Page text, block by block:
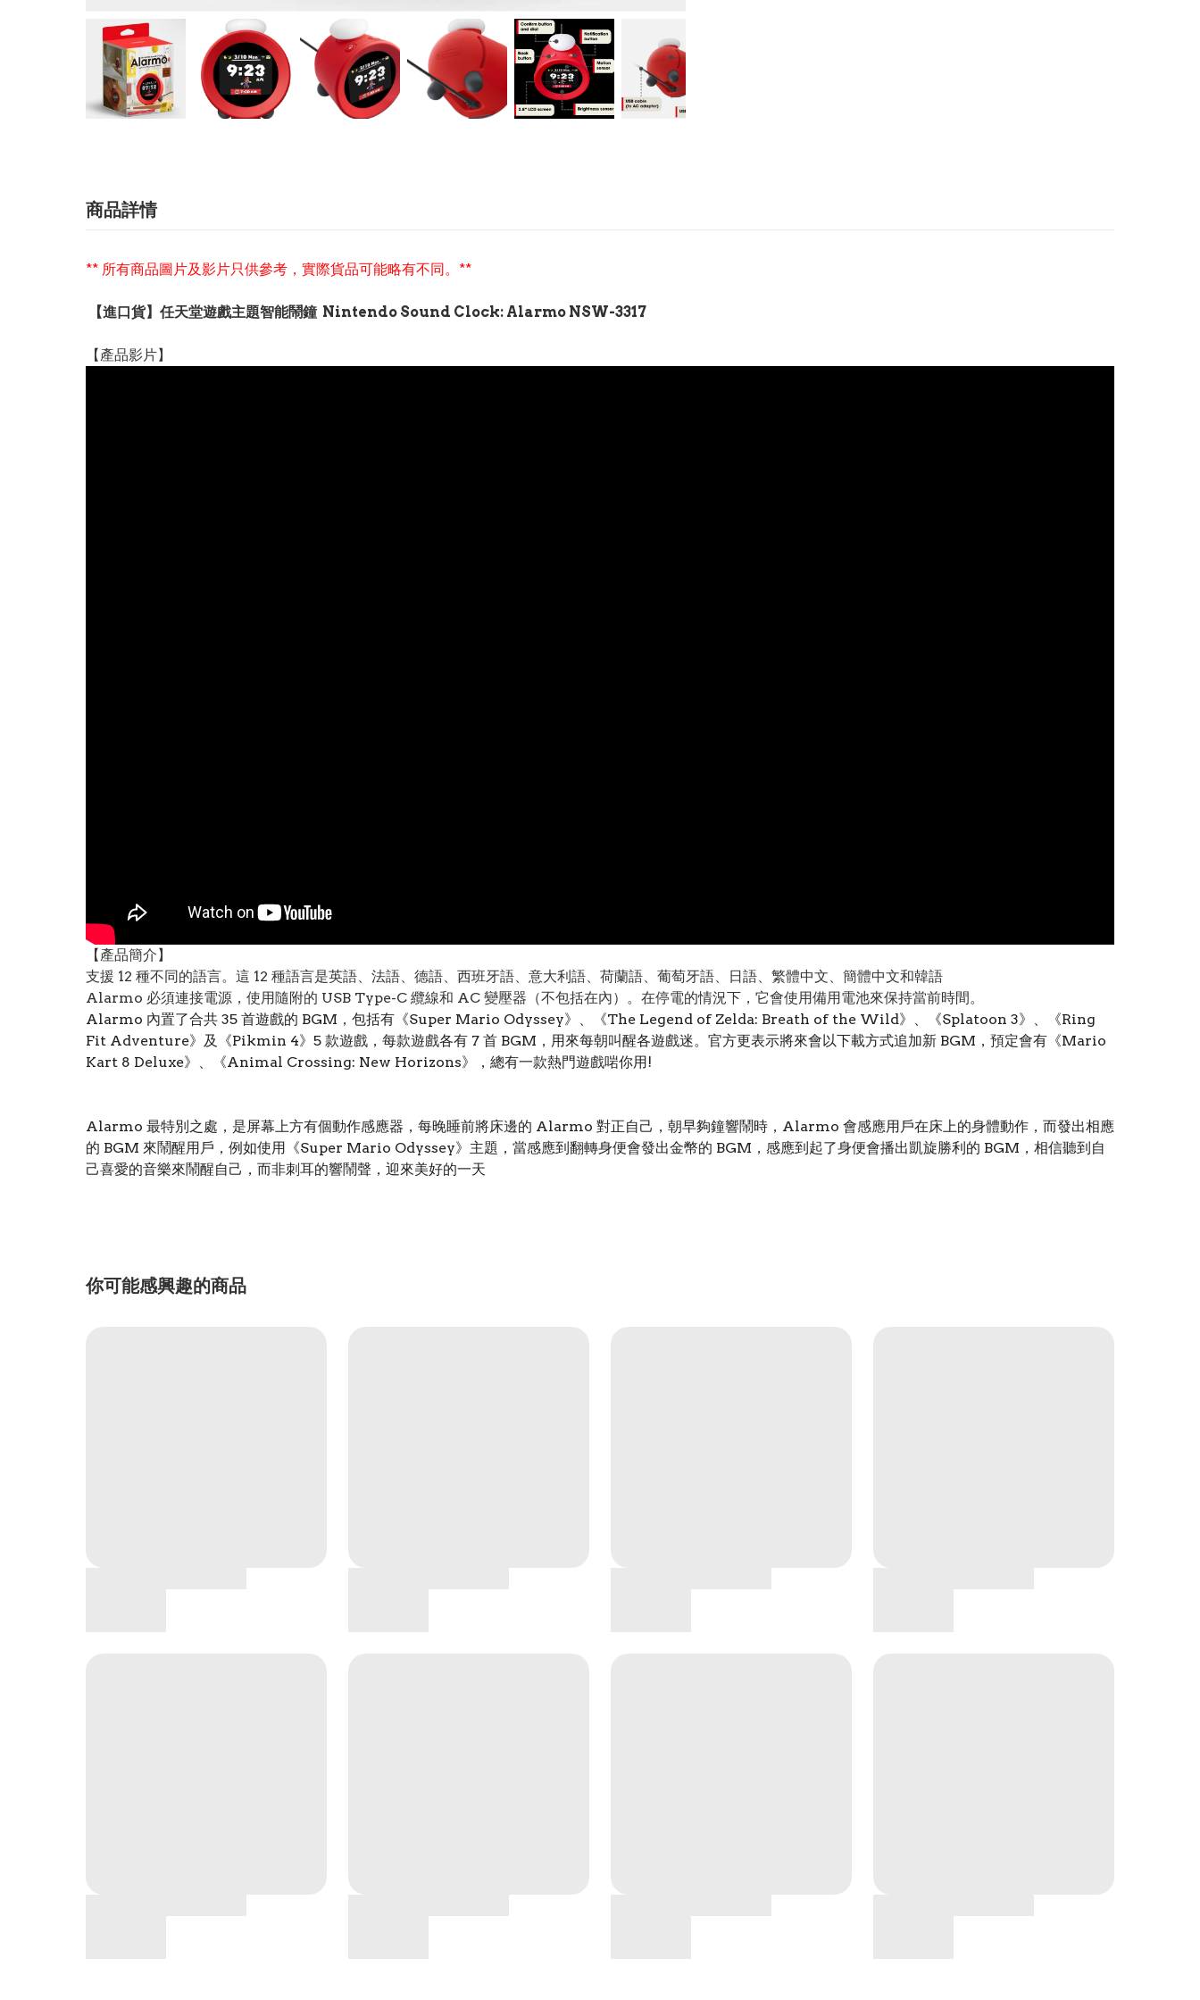
商品詳情
** 所有商品圖片及影片只供參考，實際貨品可能略有不同。**
【進口貨】任天堂遊戲主題智能鬧鐘 Nintendo Sound Clock: Alarmo NSW-3317
【產品影片】
【產品簡介】
支援 12 種不同的語言。這 12 種語言是英語、法語、德語、西班牙語、意大利語、荷蘭語、葡萄牙語、日語、繁體中文、簡體中文和韓語
Alarmo 必須連接電源，使用隨附的 USB Type-C 纜線和 AC 變壓器（不包括在內）。在停電的情況下，它會使用備用電池來保持當前時間。
Alarmo 內置了合共 35 首遊戲的 BGM，包括有《Super Mario Odyssey》、《The Legend of Zelda: Breath of the Wild》、《Splatoon 3》、《Ring
Fit Adventure》及《Pikmin 4》5 款遊戲，每款遊戲各有 7 首 BGM，用來每朝叫醒各遊戲迷。官方更表示將來會以下載方式追加新 BGM，預定會有《Mario
Kart 8 Deluxe》、《Animal Crossing: New Horizons》，總有一款熱門遊戲啱你用!
Alarmo 最特別之處，是屏幕上方有個動作感應器，每晚睡前將床邊的 Alarmo 對正自己，朝早夠鐘響鬧時，Alarmo 會感應用戶在床上的身體動作，而發出相應
的 BGM 來鬧醒用戶，例如使用《Super Mario Odyssey》主題，當感應到翻轉身便會發出金幣的 BGM，感應到起了身便會播出凱旋勝利的 BGM，相信聽到自
己喜愛的音樂來鬧醒自己，而非刺耳的響鬧聲，迎來美好的一天
你可能感興趣的商品